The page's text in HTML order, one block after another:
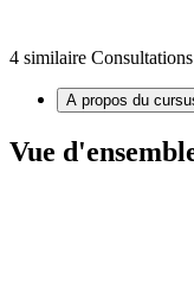
4 similaire
A propos du
Vue